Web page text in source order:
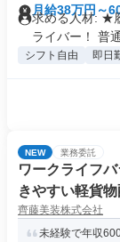
月給38万円～
求める人材: ★
ライバー！ 普
シフト自由 即日
NEW 業務委託
ワークライフ
きやすい軽貨
齊藤美装株式会社
未経験で年収